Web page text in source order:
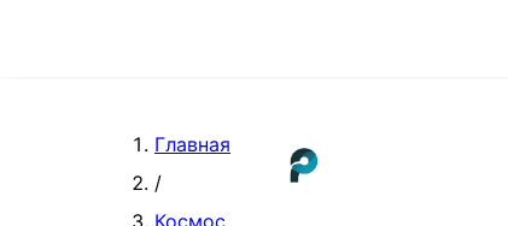
Главная
/
Космос